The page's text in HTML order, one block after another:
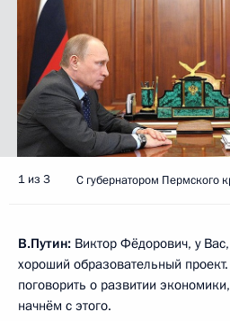
1 из 3 С губернатором Пермского
В.Путин: Виктор Фёдорович, у
хороший образовательный
поговорить о развитии
начнём с этого.